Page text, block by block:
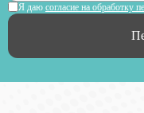
Я даю согласие на обработку